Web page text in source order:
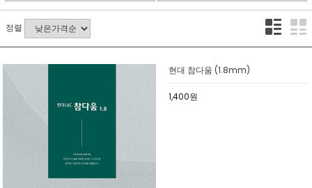
정렬
현대 참다움 (1.8mm)
1,400원